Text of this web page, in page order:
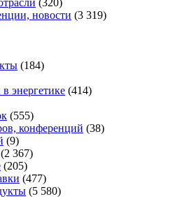
(320)
новости (3 319)
(184)
энергетике (414)
(555)
конференций (38)
(9)
(2 367)
(205)
(477)
(5 580)